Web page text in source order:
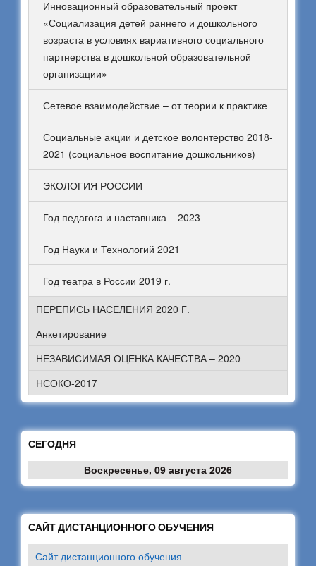
Инновационный образовательный проект
«Социализация детей раннего и дошкольного
возраста в условиях вариативного социального
партнерства в дошкольной образовательной
организации»
Сетевое взаимодействие – от теории к практике
Социальные акции и детское волонтерство 2018-
2021 (социальное воспитание дошкольников)
ЭКОЛОГИЯ РОССИИ
Год педагога и наставника – 2023
Год Науки и Технологий 2021
Год театра в России 2019 г.
ПЕРЕПИСЬ НАСЕЛЕНИЯ 2020 Г.
Анкетирование
НЕЗАВИСИМАЯ ОЦЕНКА КАЧЕСТВА – 2020
НСОКО-2017
СЕГОДНЯ
Воскресенье, 09 августа 2026
САЙТ ДИСТАНЦИОННОГО ОБУЧЕНИЯ
Сайт дистанционного обучения